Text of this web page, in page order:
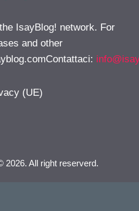
IsayBlog! network. For
and other
:
(UE)
All right reserverd.